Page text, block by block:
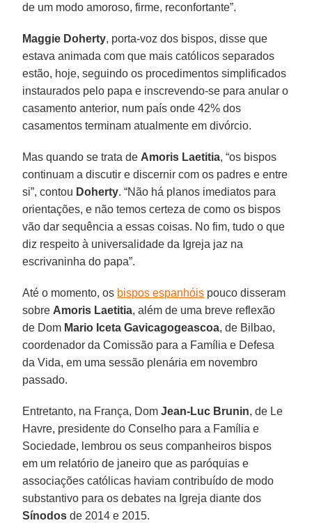
de um modo amoroso, firme, reconfortante”.
Maggie Doherty, porta-voz dos bispos, disse que
estava animada com que mais católicos separados
estão, hoje, seguindo os procedimentos simplificados
instaurados pelo papa e inscrevendo-se para anular o
casamento anterior, num país onde 42% dos
casamentos terminam atualmente em divórcio.
Mas quando se trata de Amoris Laetitia, “os bispos
continuam a discutir e discernir com os padres e entre
si”, contou Doherty. “Não há planos imediatos para
orientações, e não temos certeza de como os bispos
vão dar sequência a essas coisas. No fim, tudo o que
diz respeito à universalidade da Igreja jaz na
escrivaninha do papa”.
Até o momento, os bispos espanhóis pouco disseram
sobre Amoris Laetitia, além de uma breve reflexão
de Dom Mario Iceta Gavicagogeascoa, de Bilbao,
coordenador da Comissão para a Família e Defesa
da Vida, em uma sessão plenária em novembro
passado.
Entretanto, na França, Dom Jean-Luc Brunin, de Le
Havre, presidente do Conselho para a Família e
Sociedade, lembrou os seus companheiros bispos
em um relatório de janeiro que as paróquias e
associações católicas haviam contribuído de modo
substantivo para os debates na Igreja diante dos
Sínodos de 2014 e 2015.